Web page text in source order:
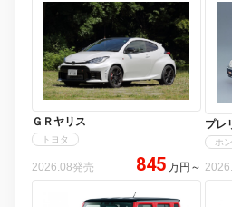
ＧＲヤリス
トヨタ
2026.08発売 845 万円 ～
プレ
ホ